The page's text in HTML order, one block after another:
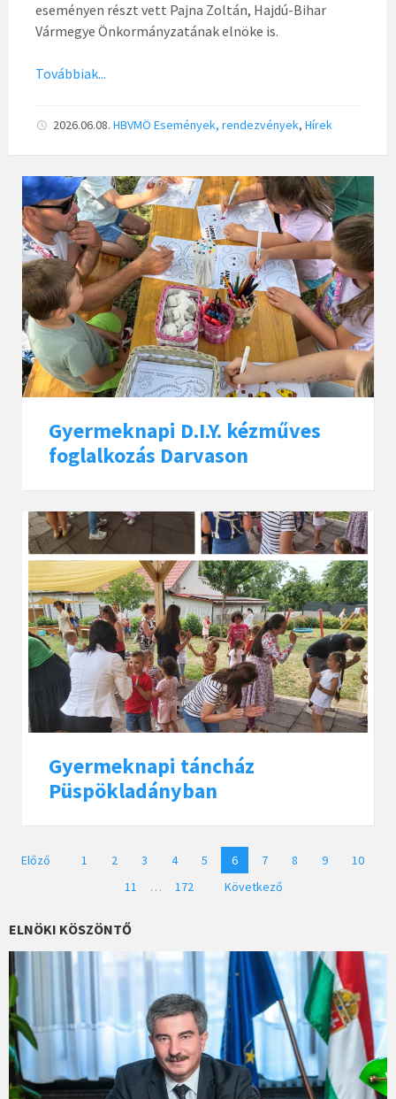
eseményen részt vett Pajna Zoltán, Hajdú-Bihar
Vármegye Önkormányzatának elnöke is.
Továbbiak...
2026.06.08. HBVMÖ Események, rendezvények, Hírek
Gyermeknapi D.I.Y. kézműves
foglalkozás Darvason
Gyermeknapi táncház
Püspökladányban
Bejegyzések
Előző 1 2 3 4 5 6 7 8 9
10
11
… 172 Következő
ELNÖKI KÖSZÖNTŐ